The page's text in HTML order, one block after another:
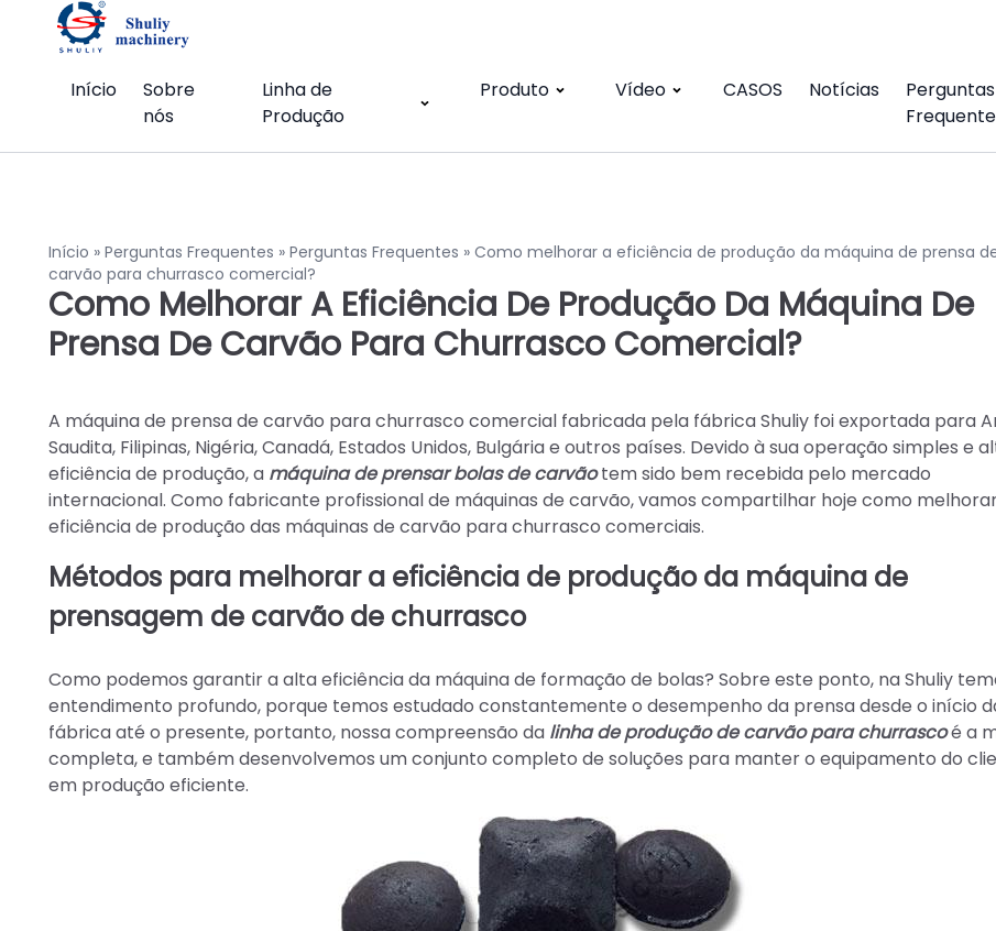
Início
Sobre
nós
Linha de
Produção
Produto Vídeo CASOS Notícias
Perguntas
Início » Perguntas Frequentes » Perguntas Frequentes » Como melhorar a eficiência de produção da máquina de prensa
carvão para churrasco comercial?
Como Melhorar A Eficiência De Produção Da Máquina De
Prensa De Carvão Para Churrasco Comercial?
A máquina de prensa de carvão para churrasco comercial fabricada pela fábrica Shuliy foi exportada para
Saudita, Filipinas, Nigéria, Canadá, Estados Unidos, Bulgária e outros países. Devido à sua operação simples e
eficiência de produção, a máquina de prensar bolas de carvão tem sido bem recebida pelo mercado
internacional. Como fabricante profissional de máquinas de carvão, vamos compartilhar hoje como
eficiência de produção das máquinas de carvão para churrasco comerciais.
Métodos para melhorar a eficiência de produção da máquina de
prensagem de carvão de churrasco
Como podemos garantir a alta eficiência da máquina de formação de bolas? Sobre este ponto, na Shuliy
entendimento profundo, porque temos estudado constantemente o desempenho da prensa desde o início
fábrica até o presente, portanto, nossa compreensão da linha de produção de carvão para churrascoé a
completa, e também desenvolvemos um conjunto completo de soluções para manter o equipamento do
em produção eficiente.